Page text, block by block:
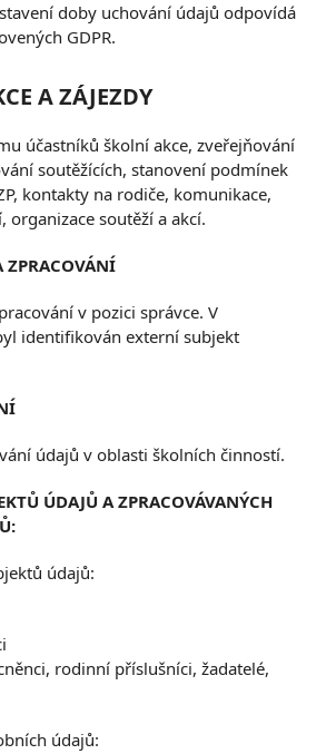
doby uchování údajů odpovídá
GDPR.
A ZÁJEZDY
účastníků školní akce, zveřejňování
soutěžících, stanovení podmínek
kontakty na rodiče, komunikace,
organizace soutěží a akcí.
ZPRACOVÁNÍ
v pozici správce. V
identifikován externí subjekt
údajů v oblasti školních činností.
ÚDAJŮ A ZPRACOVÁVANÝCH
:
údajů:
rodinní příslušníci, žadatelé,
údajů: